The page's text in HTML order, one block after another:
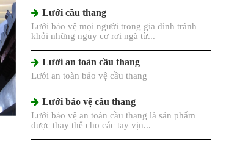
Lưới cầu thang
Lưới bảo vệ mọi người trong gia đình tránh
khỏi những nguy cơ rơi ngã từ...
Lưới an toàn cầu thang
Lưới an toàn bảo vệ cầu thang
Lưới bảo vệ cầu thang
Lưới bảo vệ an toàn cầu thang là sản phẩm
được thay thế cho các tay vịn...